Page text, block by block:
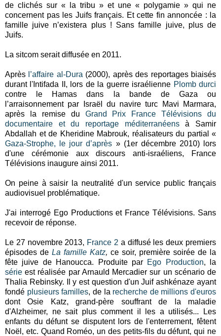
de clichés sur « la tribu » et une « polygamie » qui ne
concernent pas les Juifs français. Et cette fin annoncée : la
famille juive n’existera plus ! Sans famille juive, plus de
Juifs.
La sitcom serait diffusée en 2011.
Après l’affaire al-Dura (2000), après des reportages biaisés
durant l'Intifada II, lors de la guerre israélienne Plomb durci
contre le Hamas dans la bande de Gaza ou
l’arraisonnement par Israël du navire turc Mavi Marmara,
après la remise du Grand Prix France Télévisions du
documentaire et du reportage méditerranéensà Samir
Abdallah et de Kheridine Mabrouk, réalisateurs du partial «
Gaza-Strophe, le jour d’après » (1er décembre 2010) lors
d'une cérémonie aux discours anti-israéliens, France
Télévisions inaugure ainsi 2011.
On peine à saisir la neutralité d'un service public français
audiovisuel problématique.
J'ai interrogé Ego Productions et France Télévisions. Sans
recevoir de réponse.
Le 27 novembre 2013, France 2 a diffusé les deux premiers
épisodes de La famille Katz, ce soir, première soirée de la
fête juive de Hanoucca. Produite par Ego Production, la
série est réalisée par Arnauld Mercadier sur un scénario de
Thalia Rebinsky. Il y est question d'un Juif ashkénaze ayant
fondé plusieurs familles, de la recherche de millions d'euros
dont Osie Katz, grand-père souffrant de la maladie
d'Alzheimer, ne sait plus comment il les a utilisés... Les
enfants du défunt se disputent lors de l'enterrement, fêtent
Noël, etc. Quand Roméo, un des petits-fils du défunt, qui ne